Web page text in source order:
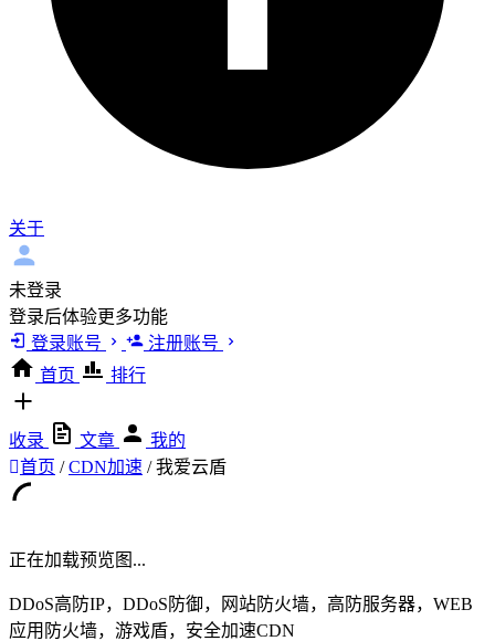
关于
未登录
登录后体验更多功能
登录账号
注册账号
首页
排行
收录 文章
我的
首页 / CDN加速 / 我爱云盾
正在加载预览图...
DDoS高防IP，DDoS防御，网站防火墙，高防服务器，WEB
应用防火墙，游戏盾，安全加速CDN